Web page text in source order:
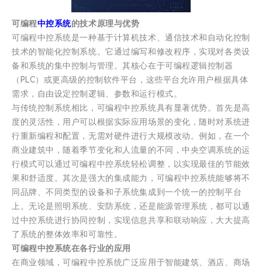
可编程中控系统的技术原理与优势
可编程中控系统是一种基于计算机技术、通信技术和自动化控制
技术的智能化控制系统。它通过编写和修改程序，实现对各类设
备和系统的集中控制与管理。其核心在于可编程逻辑控制器
（PLC）或更高级的控制软件平台，这些平台允许用户根据具体
需求，自由设定控制逻辑、参数和运行模式。
与传统控制系统相比，可编程中控系统具有显著优势。首先是高
度的灵活性，用户可以根据实际应用场景的变化，随时对系统进
行重新编程和配置，无需对硬件进行大规模改动。例如，在一个
商业建筑中，随着季节变化和人流量的不同，中央空调系统的运
行模式可以通过可编程中控系统轻松调整，以实现最佳的节能效
果和舒适度。其次是强大的集成能力，可编程中控系统能够将不
同品牌、不同类型的设备和子系统集成到一个统一的控制平台
上。无论是照明系统、安防系统，还是能源管理系统，都可以通
过中控系统进行协同控制，实现信息共享和联动响应，大大提高
了系统的整体效率和可靠性。
可编程中控系统在各行业的应用
在商业领域，可编程中控系统广泛应用于智能建筑、酒店、商场